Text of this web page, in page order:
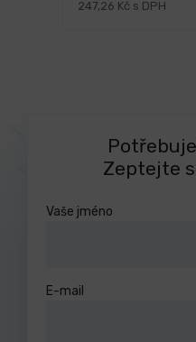
247,26 Kč s DPH
Zeptejte
Vaše jméno
E-mail